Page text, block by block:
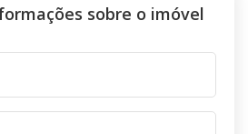
sobre o imóvel